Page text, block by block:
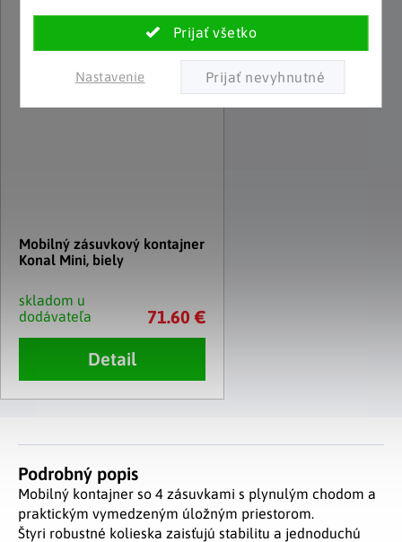
Nastavenie
Mobilný zásuvkový kontajner
Konal Mini, biely
skladom u
dodávateľa
71.60 €
Detail
Podrobný popis
Mobilný kontajner so 4 zásuvkami s plynulým chodom a
praktickým vymedzeným úložným priestorom.
Štyri robustné kolieska zaisťujú stabilitu a jednoduchú